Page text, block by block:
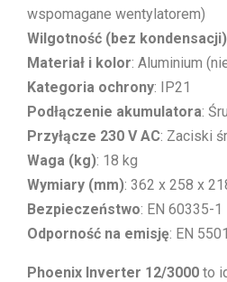
wspomagane wentylatorem)
Wilgotność (bez kondensacji)
Materiał i kolor: Aluminium
Kategoria ochrony: IP21
Podłączenie akumulatora:
Przyłącze 230 V AC: Zaciski
Waga (kg): 18 kg
Wymiary (mm): 362 x 258 x
Bezpieczeństwo: EN 60335-1
Odporność na emisję: EN
Phoenix Inverter 12/3000 to